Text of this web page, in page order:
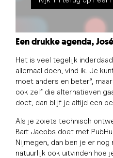
Een drukke agenda, José
Het is veel tegelijk
allemaal doen, vind ik. Je
moet anders en beter”,
ook zelf die alternatieven
doet, dan blijf je altijd een
Als je zoiets technisch
Bart Jacobs doet met
Nijmegen, dan ben je er nog
natuurlijk ook uitvinden hoe